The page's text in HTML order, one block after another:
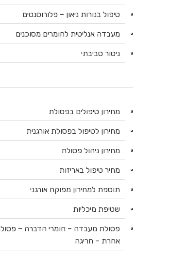
טיפול בנורות ניאון – פלורוסנטים
מעבדה אנליטית לחומרים מסוכנים
ניטור סביבתי
מחירון טיפולים בפסולת
מחירון לטיפול בפסולת אורגנית
מחירון ניהול פסולת
מחיר טיפול באריזות
תוספת למחירון מפוקח אורגני
שטיפת מיכליות
פסולת מעבדה – חומרי הדברה –
אחרת – חריגה